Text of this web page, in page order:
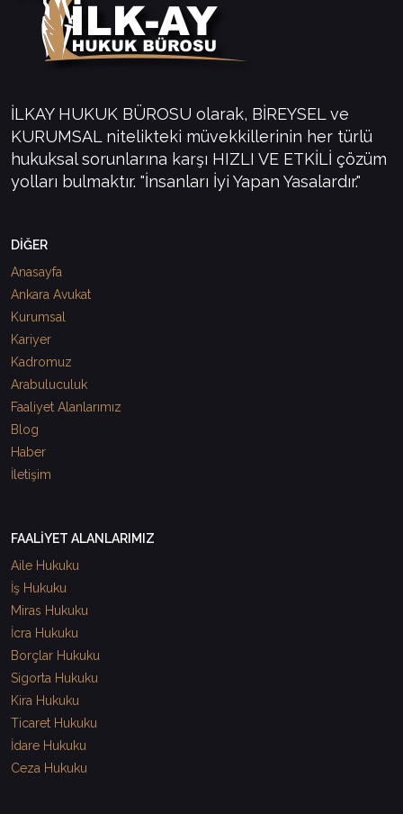
İLKAY HUKUK BÜROSU olarak, BİREYSEL ve
KURUMSAL nitelikteki müvekkillerinin her türlü
hukuksal sorunlarına karşı HIZLI VE ETKİLİ çözüm
yolları bulmaktır. "İnsanları İyi Yapan Yasalardır."
DİĞER
Anasayfa
Ankara Avukat
Kurumsal
Kariyer
Kadromuz
Arabuluculuk
Faaliyet Alanlarımız
Blog
Haber
İletişim
FAALİYET ALANLARIMIZ
Aile Hukuku
İş Hukuku
Miras Hukuku
İcra Hukuku
Borçlar Hukuku
Sigorta Hukuku
Kira Hukuku
Ticaret Hukuku
İdare Hukuku
Ceza Hukuku